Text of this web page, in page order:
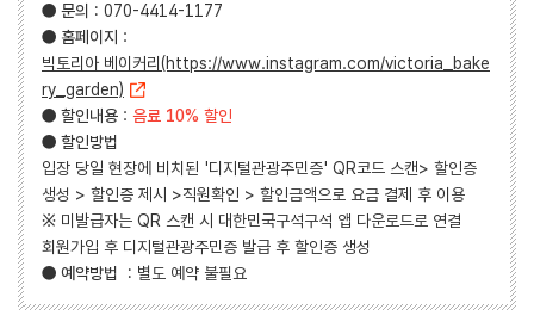
● 문의 : 070-4414-1177
● 홈페이지 :
빅토리아 베이커리(https://www.instagram.com/victoria_bake
ry_garden)
● 할인내용 : 음료 10% 할인
● 할인방법
입장 당일 현장에 비치된 '디지털관광주민증' QR코드 스캔> 할인증
생성 > 할인증 제시 >직원확인 > 할인금액으로 요금 결제 후 이용
※ 미발급자는 QR 스캔 시 대한민국구석구석 앱 다운로드로 연결
회원가입 후 디지털관광주민증 발급 후 할인증 생성
● 예약방법 : 별도 예약 불필요